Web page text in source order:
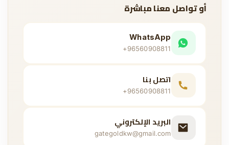
أو تواصل معنا مباشرة
WhatsApp
+96560908811
اتصل بنا
+96560908811
البريد الإلكتروني
gategoldkw@gmail.com